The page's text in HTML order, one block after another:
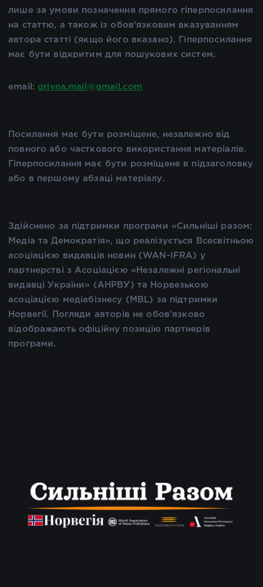
лише за умови позначення прямого гіперпосилання
на статтю, а також із обов'язковим вказуванням
автора статті (якщо його вказано). Гіперпосилання
має бути відкритим для пошукових систем.
email: grivna.mail@gmail.com
Посилання має бути розміщене, незалежно від
повного або часткового використання матеріалів.
Гіперпосилання має бути розміщене в підзаголовку
або в першому абзаці матеріалу.
Здійснено за підтримки програми «Сильніші разом:
Медіа та Демократія», що реалізується Всесвітньою
асоціацією видавців новин (WAN-IFRA) у
партнерстві з Асоціацією «Незалежні регіональні
видавці України» (АНРВУ) та Норвезькою
асоціацією медіабізнесу (MBL) за підтримки
Норвегії. Погляди авторів не обов’язково
відображають офіційну позицію партнерів
програми.